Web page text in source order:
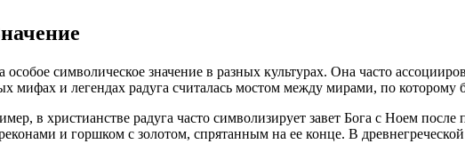
символическое значение в разных культурах. Она часто
и легендах радуга считалась мостом между мирами, по которому
в христианстве радуга часто символизирует завет Бога с Ноем
и горшком с золотом, спрятанным на ее конце. В